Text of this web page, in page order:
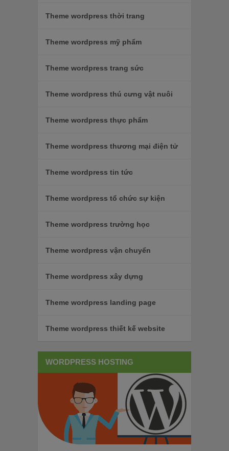
Theme wordpress thời trang
Theme wordpress mỹ phẩm
Theme wordpress trang sức
Theme wordpress thú cưng vật nuôi
Theme wordpress thực phẩm
Theme wordpress thương mại điện tử
Theme wordpress tin tức
Theme wordpress tổ chức sự kiện
Theme wordpress trường học
Theme wordpress vận chuyển
Theme wordpress xây dựng
Theme wordpress landing page
Theme wordpress thiết kế website
WORDPRESS HOSTING